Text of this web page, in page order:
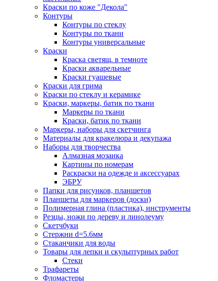
Краски по коже "Декола"
Контуры
Контуры по стеклу
Контуры по ткани
Контуры универсальные
Краски
Краска светящ. в темноте
Краски акварельные
Краски гуашевые
Краски для грима
Краски по стеклу и керамике
Краски, маркеры, батик по ткани
Маркеры по ткани
Краски, батик по ткани
Маркеры, наборы для скетчинга
Материалы для кракелюра и декупажа
Наборы для творчества
Алмазная мозаика
Картины по номерам
Раскраски на одежде и аксессуарах
ЭБРУ
Папки для рисунков, планшетов
Планшеты для маркеров (доски)
Полимерная глина (пластика), инструменты
Резцы, ножи по дереву и линолеуму
Скетчбуки
Стержни d=5.6мм
Стаканчики для воды
Товары для лепки и скульптурных работ
Стеки
Трафареты
Фломастеры